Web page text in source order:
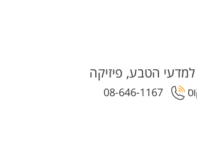
הטבע, פיזיקה
08-646-1167